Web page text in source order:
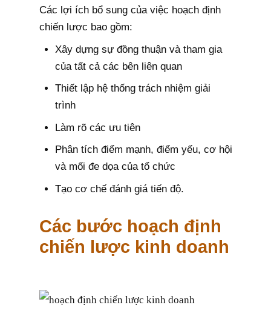
Các lợi ích bổ sung của việc hoạch định
chiến lược bao gồm:
Xây dựng sự đồng thuận và tham gia
của tất cả các bên liên quan
Thiết lập hệ thống trách nhiệm giải
trình
Làm rõ các ưu tiên
Phân tích điểm mạnh, điểm yếu, cơ hội
và mối đe dọa của tổ chức
Tạo cơ chế đánh giá tiến độ.
Các bước hoạch định
chiến lược kinh doanh